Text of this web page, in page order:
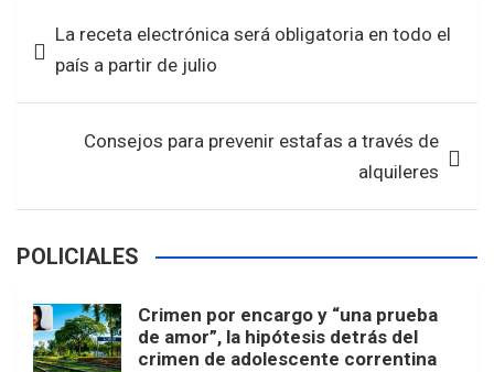
o
o
k
A
p
p
de
entradas
La receta electrónica será obligatoria en todo el
país a partir de julio
Consejos para prevenir estafas a través de
alquileres
POLICIALES
Crimen por encargo y “una prueba
de amor”, la hipótesis detrás del
crimen de adolescente correntina